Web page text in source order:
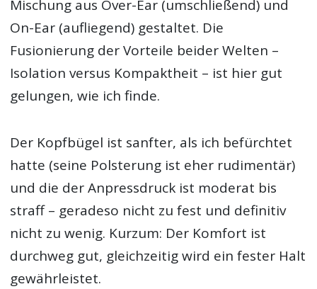
Mischung aus Over-Ear (umschließend) und
On-Ear (aufliegend) gestaltet. Die
Fusionierung der Vorteile beider Welten –
Isolation versus Kompaktheit – ist hier gut
gelungen, wie ich finde.
Der Kopfbügel ist sanfter, als ich befürchtet
hatte (seine Polsterung ist eher rudimentär)
und die der Anpressdruck ist moderat bis
straff – geradeso nicht zu fest und definitiv
nicht zu wenig. Kurzum: Der Komfort ist
durchweg gut, gleichzeitig wird ein fester Halt
gewährleistet.